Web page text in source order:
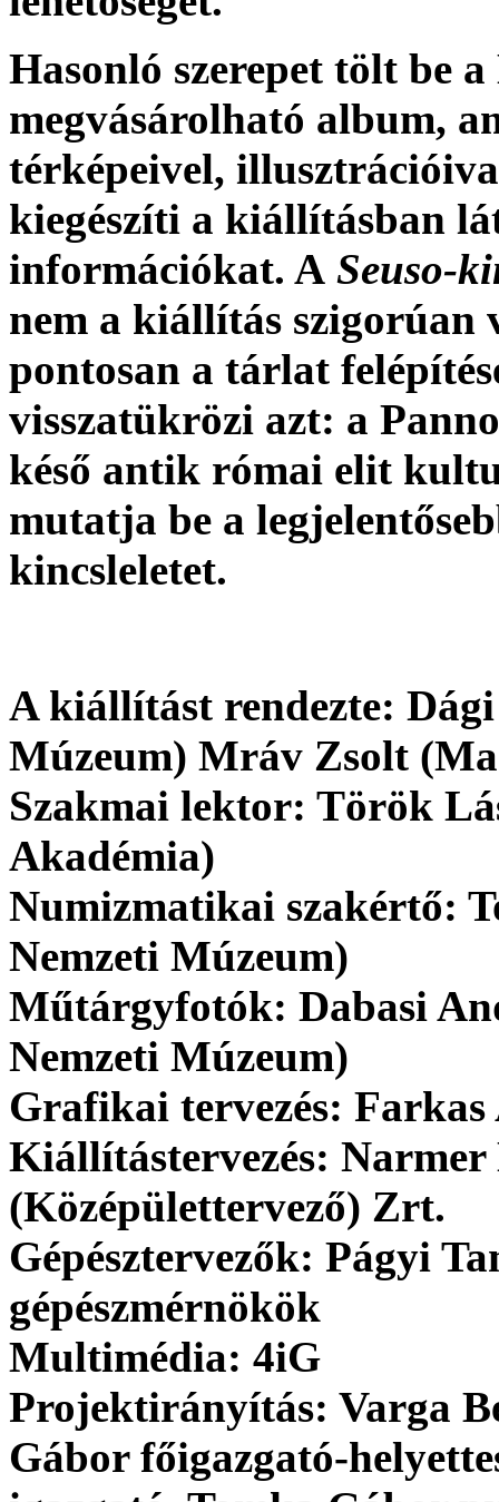
Hasonló szerepet tölt be
megvásárolható album,
térképeivel,
kiegészíti a kiállításban
információkat. A Seuso-
nem a kiállítás szigorúan
pontosan a tárlat
visszatükrözi azt: a
késő antik római elit
mutatja be a
kincsleletet.
A kiállítást rendezte:
Múzeum) Mráv Zsolt
Szakmai lektor: Török
Akadémia)
Numizmatikai szakértő:
Nemzeti Múzeum)
Műtárgyfotók: Dabasi
Nemzeti Múzeum)
Grafikai tervezés: Farkas
Kiállítástervezés:
(Középülettervező) Zrt.
Gépésztervezők: Págyi
gépészmérnökök
Multimédia: 4iG
Projektirányítás: Varga
Gábor főigazgató-